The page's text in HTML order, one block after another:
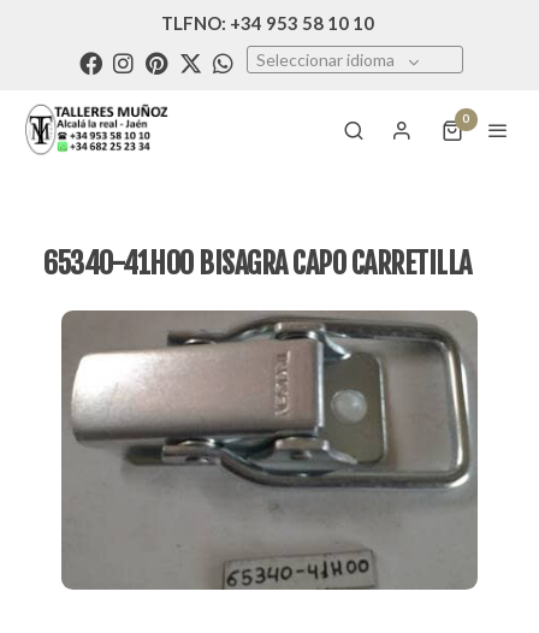
TLFNO: +34 953 58 10 10
Seleccionar idioma
0
65340-41H00 BISAGRA CAPO CARRETILLA